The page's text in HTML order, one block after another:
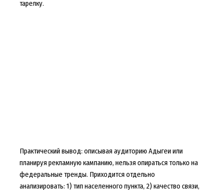
тарелку.
Практический вывод: описывая аудиторию Адыгеи или
планируя рекламную кампанию, нельзя опираться только на
федеральные тренды. Приходится отдельно
анализировать: 1) тип населенного пункта, 2) качество связи,